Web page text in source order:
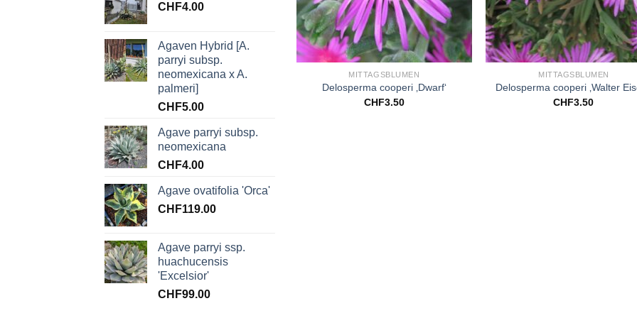
CHF4.00
Agaven Hybrid [A.
parryi subsp.
neomexicana x A.
palmeri]
CHF5.00
Agave parryi subsp.
neomexicana
CHF4.00
Agave ovatifolia 'Orca'
CHF119.00
Agave parryi ssp.
huachucensis
'Excelsior'
CHF99.00
+
MITTAGSBLUMEN
Delosperma cooperi ‚Dwarf‘
CHF3.50
+
MITTAGSBLUMEN
Delosperma cooperi ‚Walter
CHF3.50